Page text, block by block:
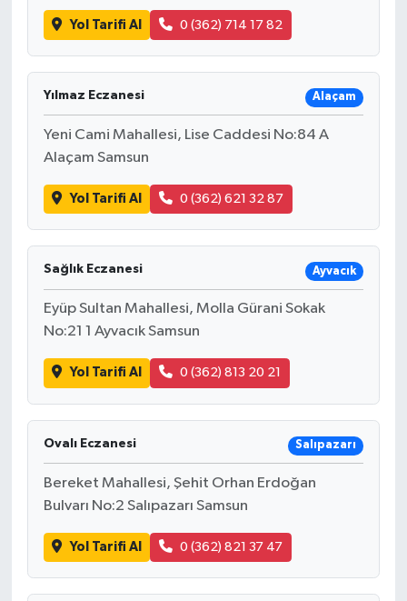
Yol Tarifi Al 0 (362) 714 17 82
Yılmaz Eczanesi Alaçam
Yeni Cami Mahallesi, Lise Caddesi No:84 A
Alaçam Samsun
Yol Tarifi Al 0 (362) 621 32 87
Sağlık Eczanesi Ayvacık
Eyüp Sultan Mahallesi, Molla Gürani Sokak
No:21 1 Ayvacık Samsun
Yol Tarifi Al 0 (362) 813 20 21
Ovalı Eczanesi Salıpazarı
Bereket Mahallesi, Şehit Orhan Erdoğan
Bulvarı No:2 Salıpazarı Samsun
Yol Tarifi Al 0 (362) 821 37 47